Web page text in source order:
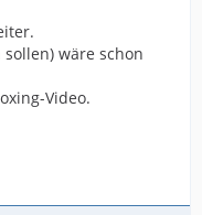
wäre schon
Video.